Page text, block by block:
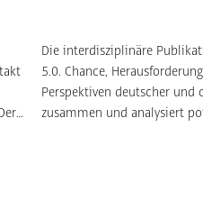
Die interdisziplinäre
5.0. Chance,
Perspektiven deutscher und
zusammen und analysiert